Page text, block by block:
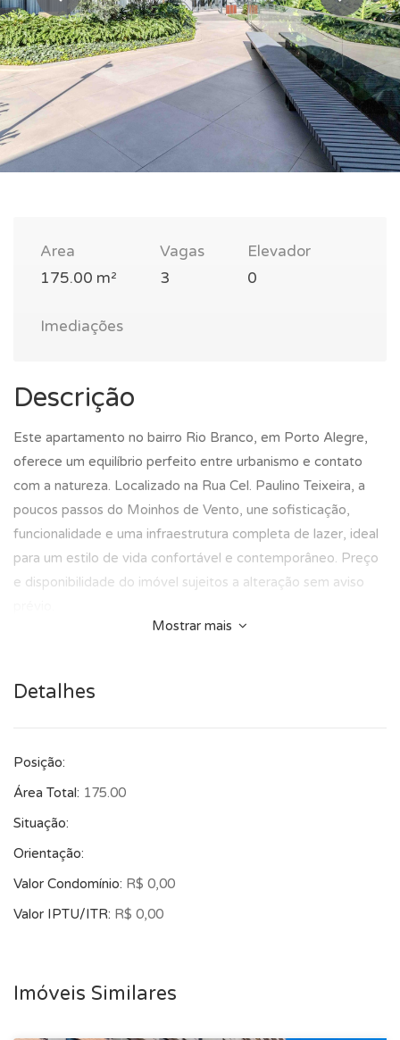
Area
175.00 m²
Vagas
3
Elevador
0
Imediações
Descrição
Este apartamento no bairro Rio Branco, em Porto Alegre,
oferece um equilíbrio perfeito entre urbanismo e contato
com a natureza. Localizado na Rua Cel. Paulino Teixeira, a
poucos passos do Moinhos de Vento, une sofisticação,
funcionalidade e uma infraestrutura completa de lazer, ideal
para um estilo de vida confortável e contemporâneo. Preço
e disponibilidade do imóvel sujeitos a alteração sem aviso
Mostrar mais
Detalhes
Posição:
Área Total: 175.00
Situação:
Orientação:
Valor Condomínio: R$ 0,00
Valor IPTU/ITR: R$ 0,00
Imóveis Similares